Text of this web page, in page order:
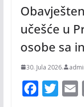
učešće u
osobe sa
30. Jula 2026.
F T